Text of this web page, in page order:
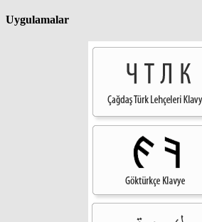
Uygulamalar